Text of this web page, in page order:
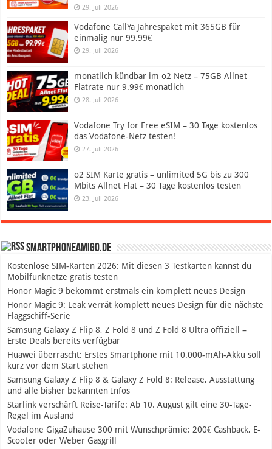
29. Juli 2026
Vodafone CallYa Jahrespaket mit 365GB für
einmalig nur 99.99€
29. Juli 2026
monatlich kündbar im o2 Netz – 75GB Allnet
Flatrate nur 9.99€ monatlich
28. Juli 2026
Vodafone Try for Free eSIM – 30 Tage kostenlos
das Vodafone-Netz testen!
27. Juli 2026
o2 SIM Karte gratis – unlimited 5G bis zu 300
Mbits Allnet Flat – 30 Tage kostenlos testen
23. Juli 2026
SmartphoneAmigo.de
Kostenlose SIM-Karten 2026: Mit diesen 3 Testkarten kannst du
Mobilfunknetze gratis testen
Honor Magic 9 bekommt erstmals ein komplett neues Design
Honor Magic 9: Leak verrät komplett neues Design für die nächste
Flaggschiff-Serie
Samsung Galaxy Z Flip 8, Z Fold 8 und Z Fold 8 Ultra offiziell –
Erste Deals bereits verfügbar
Huawei überrascht: Erstes Smartphone mit 10.000-mAh-Akku soll
kurz vor dem Start stehen
Samsung Galaxy Z Flip 8 & Galaxy Z Fold 8: Release, Ausstattung
und alle bisher bekannten Infos
Starlink verschärft Reise-Tarife: Ab 10. August gilt eine 30-Tage-
Regel im Ausland
Vodafone GigaZuhause 300 mit Wunschprämie: 200€ Cashback, E-
Scooter oder Weber Gasgrill